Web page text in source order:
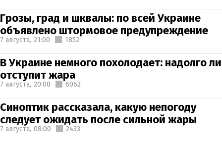
Грозы, град и шквалы: по всей Украине
объявлено штормовое предупреждение
7 августа, 21:00 1852
В Украине немного похолодает: надолго ли
отступит жара
7 августа, 20:00 6062
Синоптик рассказала, какую непогоду
следует ожидать после сильной жары
7 августа, 08:00 2433